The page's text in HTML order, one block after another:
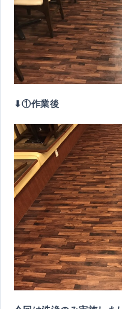
⬇︎①作業後